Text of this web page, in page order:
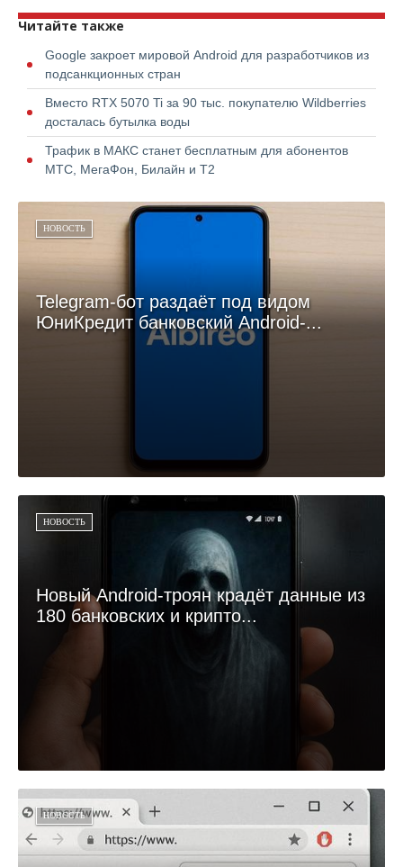
Читайте также
Google закроет мировой Android для разработчиков из
подсанкционных стран
Вместо RTX 5070 Ti за 90 тыс. покупателю Wildberries
досталась бутылка воды
Трафик в МАКС станет бесплатным для абонентов
МТС, МегаФон, Билайн и Т2
НОВОСТЬ
Telegram-бот раздаёт под видом
ЮниКредит банковский Android-...
НОВОСТЬ
Новый Android-троян крадёт данные из
180 банковских и крипто...
НОВОСТЬ